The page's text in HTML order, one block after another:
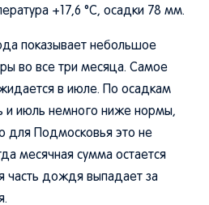
+17,6 °C, осадки 78 мм.
показывает небольшое
во все три месяца. Самое
в июле. По осадкам
и июль немного ниже нормы,
для Подмосковья это не
месячная сумма остается
часть дождя выпадает за